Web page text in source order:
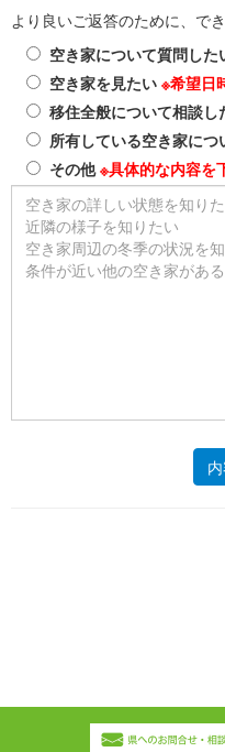
より良いご返答のために、で
空き家について質問した
空き家を見たい ※希望日
移住全般について相談し
所有している空き家につ
その他※具体的な内容を